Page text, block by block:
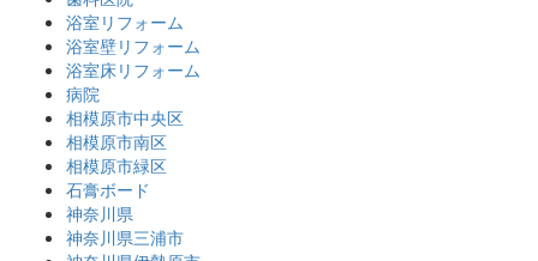
浴室リフォーム
浴室壁リフォーム
浴室床リフォーム
病院
相模原市中央区
相模原市南区
相模原市緑区
石膏ボード
神奈川県
神奈川県三浦市